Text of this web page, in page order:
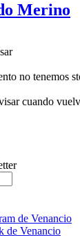
Merino
no tenemos
cuando